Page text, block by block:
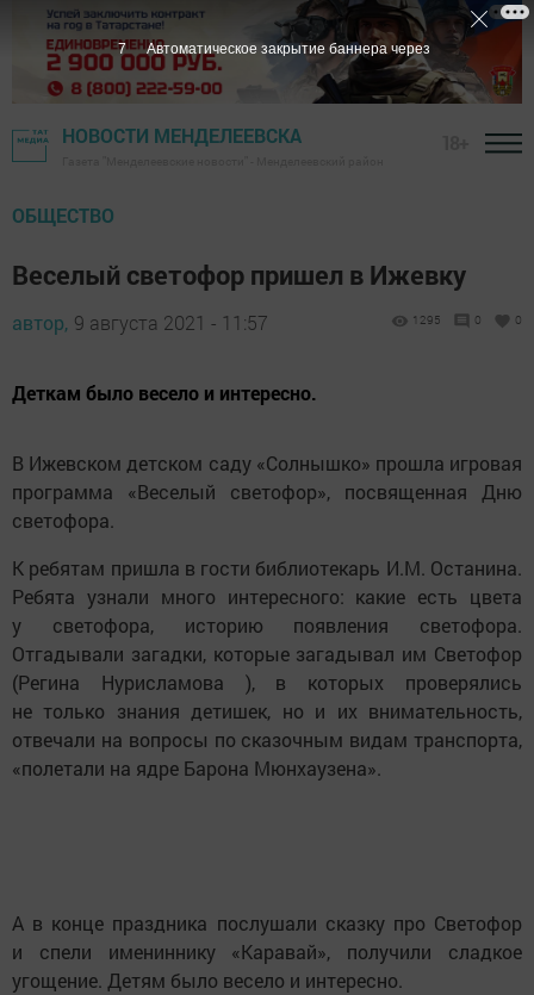
НОВОСТИ МЕНДЕЛЕЕВСКА
ОБЩЕСТВО
Веселый светофор пришел в Ижевку
автор, 9 августа 2021 - 11:57 1295 0 0
Деткам было весело и интересно.
В Ижевском детском саду «Солнышко» прошла игровая
программа «Веселый светофор», посвященная Дню
светофора.
К ребятам пришла в гости библиотекарь И.М. Останина.
Ребята узнали много интересного: какие есть цвета
у светофора, историю появления светофора.
Отгадывали загадки, которые загадывал им Светофор
(Регина Нурисламова ), в которых проверялись
не только знания детишек, но и их внимательность,
отвечали на вопросы по сказочным видам транспорта,
«полетали на ядре Барона Мюнхаузена».
А в конце праздника послушали сказку про Светофор
и спели имениннику «Каравай», получили сладкое
угощение. Детям было весело и интересно.
6 Автоматическое закрытие баннера через